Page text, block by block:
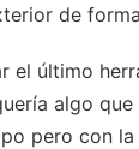
de
el último
algo
pero con